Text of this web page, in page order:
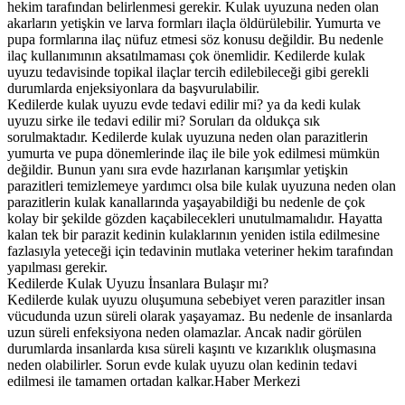
hekim tarafından belirlenmesi gerekir. Kulak uyuzuna neden olan
akarların yetişkin ve larva formları ilaçla öldürülebilir. Yumurta ve
pupa formlarına ilaç nüfuz etmesi söz konusu değildir. Bu nedenle
ilaç kullanımının aksatılmaması çok önemlidir. Kedilerde kulak
uyuzu tedavisinde topikal ilaçlar tercih edilebileceği gibi gerekli
durumlarda enjeksiyonlara da başvurulabilir.
Kedilerde kulak uyuzu evde tedavi edilir mi? ya da kedi kulak
uyuzu sirke ile tedavi edilir mi? Soruları da oldukça sık
sorulmaktadır. Kedilerde kulak uyuzuna neden olan parazitlerin
yumurta ve pupa dönemlerinde ilaç ile bile yok edilmesi mümkün
değildir. Bunun yanı sıra evde hazırlanan karışımlar yetişkin
parazitleri temizlemeye yardımcı olsa bile kulak uyuzuna neden olan
parazitlerin kulak kanallarında yaşayabildiği bu nedenle de çok
kolay bir şekilde gözden kaçabilecekleri unutulmamalıdır. Hayatta
kalan tek bir parazit kedinin kulaklarının yeniden istila edilmesine
fazlasıyla yeteceği için tedavinin mutlaka veteriner hekim tarafından
yapılması gerekir.
Kedilerde Kulak Uyuzu İnsanlara Bulaşır mı?
Kedilerde kulak uyuzu oluşumuna sebebiyet veren parazitler insan
vücudunda uzun süreli olarak yaşayamaz. Bu nedenle de insanlarda
uzun süreli enfeksiyona neden olamazlar. Ancak nadir görülen
durumlarda insanlarda kısa süreli kaşıntı ve kızarıklık oluşmasına
neden olabilirler. Sorun evde kulak uyuzu olan kedinin tedavi
edilmesi ile tamamen ortadan kalkar.Haber Merkezi